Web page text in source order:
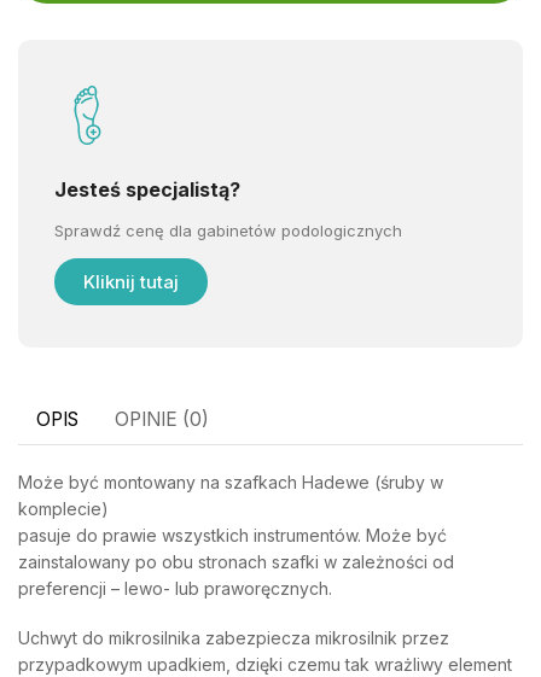
Jesteś specjalistą?
Sprawdź cenę dla gabinetów podologicznych
Kliknij tutaj
OPIS OPINIE (0)
Może być montowany na szafkach Hadewe (śruby w
komplecie)
pasuje do prawie wszystkich instrumentów. Może być
zainstalowany po obu stronach szafki w zależności od
preferencji – lewo- lub praworęcznych.
Uchwyt do mikrosilnika zabezpiecza mikrosilnik przez
przypadkowym upadkiem, dzięki czemu tak wrażliwy element